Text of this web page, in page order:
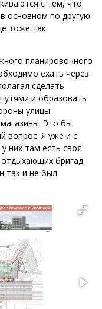
с тем, что
основном по другую
тоже так
планировочного
ехать через
сделать
и образовать
улицы
Это бы
вопрос. Я уже и с
них там есть своя
отдыхающих бригад.
так и не был